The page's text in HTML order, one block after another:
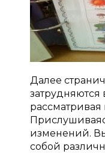
Далее
затрудняются
изменений.
собой